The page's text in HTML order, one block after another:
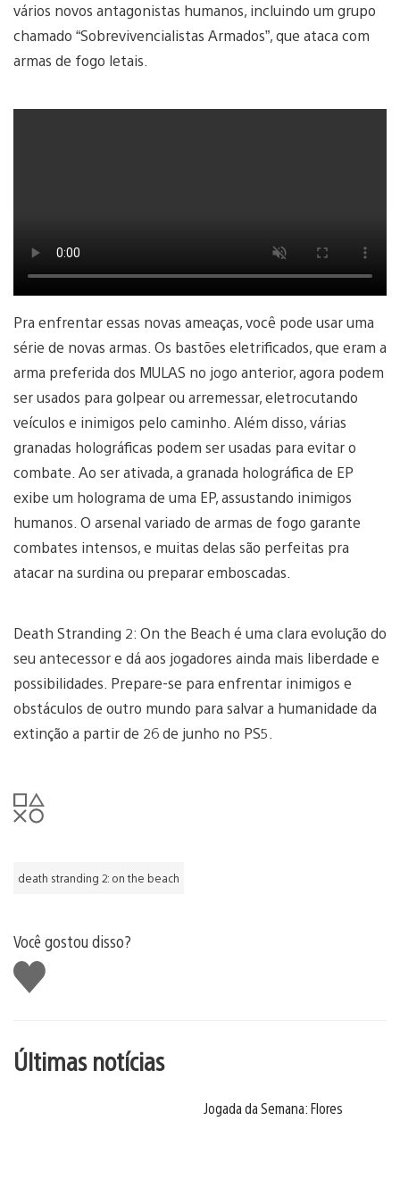
vários novos antagonistas humanos, incluindo um grupo
chamado “Sobrevivencialistas Armados”, que ataca com
armas de fogo letais.
Pra enfrentar essas novas ameaças, você pode usar uma
série de novas armas. Os bastões eletrificados, que eram a
arma preferida dos MULAS no jogo anterior, agora podem
ser usados para golpear ou arremessar, eletrocutando
veículos e inimigos pelo caminho. Além disso, várias
granadas holográficas podem ser usadas para evitar o
combate. Ao ser ativada, a granada holográfica de EP
exibe um holograma de uma EP, assustando inimigos
humanos. O arsenal variado de armas de fogo garante
combates intensos, e muitas delas são perfeitas pra
atacar na surdina ou preparar emboscadas.
Death Stranding 2: On the Beach é uma clara evolução do
seu antecessor e dá aos jogadores ainda mais liberdade e
possibilidades. Prepare-se para enfrentar inimigos e
obstáculos de outro mundo para salvar a humanidade da
extinção a partir de 26 de junho no PS5.
death stranding 2: on the beach
Você gostou disso?
Curtir
Últimas notícias
Jogada da Semana: Flores